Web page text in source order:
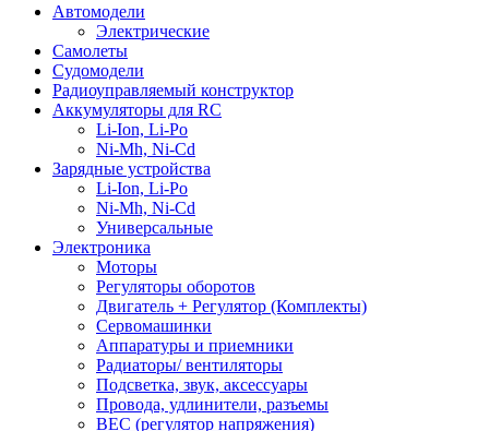
Автомодели
Электрические
Самолеты
Судомодели
Радиоуправляемый конструктор
Аккумуляторы для RC
Li-Ion, Li-Po
Ni-Mh, Ni-Cd
Зарядные устройства
Li-Ion, Li-Po
Ni-Mh, Ni-Cd
Универсальные
Электроника
Моторы
Регуляторы оборотов
Двигатель + Регулятор (Комплекты)
Сервомашинки
Аппаратуры и приемники
Радиаторы/ вентиляторы
Подсветка, звук, аксессуары
Провода, удлинители, разъемы
BEC (регулятор напряжения)